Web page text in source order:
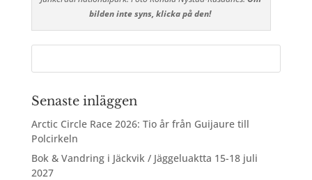
bilden inte syns, klicka på den!
Senaste inläggen
Arctic Circle Race 2026: Tio år från Guijaure till
Polcirkeln
Bok & Vandring i Jäckvik / Jäggeluaktta 15-18 juli
2027